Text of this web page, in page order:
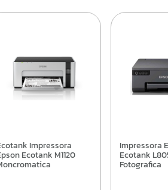
Ecotank M1120
Impressora Epson
Ecotank
Fotografica